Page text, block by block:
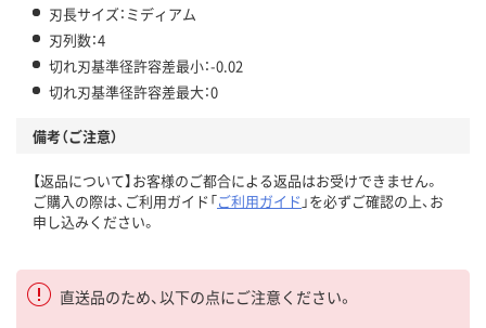
刃長サイズ：ミディアム
刃列数：4
切れ刃基準径許容差最小：-0.02
切れ刃基準径許容差最大：0
備考（ご注意）
【返品について】お客様のご都合による返品はお受けできません。
ご購入の際は、ご利用ガイド「ご利用ガイド 」を必ずご確認の上、お
申し込みください。
直送品のため、以下の点にご注意ください。